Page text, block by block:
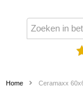
Home Ceramaxx